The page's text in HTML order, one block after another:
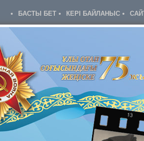
БАСТЫ БЕТ КЕРІ БАЙЛАНЫС